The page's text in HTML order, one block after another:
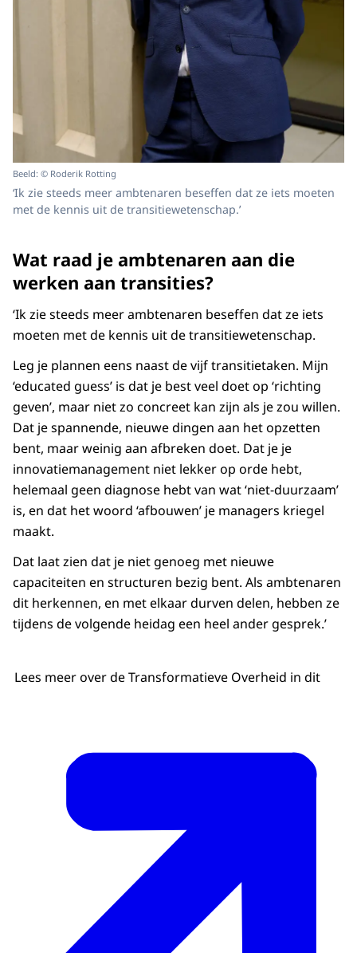
Beeld: © Roderik Rotting
‘Ik zie steeds meer ambtenaren beseffen dat ze iets moeten
met de kennis uit de transitiewetenschap.’
Wat raad je ambtenaren aan die
werken aan transities?
‘Ik zie steeds meer ambtenaren beseffen dat ze iets
moeten met de kennis uit de transitiewetenschap.
Leg je plannen eens naast de vijf transitietaken. Mijn
‘educated guess’ is dat je best veel doet op ‘richting
geven’, maar niet zo concreet kan zijn als je zou willen.
Dat je spannende, nieuwe dingen aan het opzetten
bent, maar weinig aan afbreken doet. Dat je je
innovatiemanagement niet lekker op orde hebt,
helemaal geen diagnose hebt van wat ‘niet-duurzaam’
is, en dat het woord ‘afbouwen’ je managers kriegel
maakt.
Dat laat zien dat je niet genoeg met nieuwe
capaciteiten en structuren bezig bent. Als ambtenaren
dit herkennen, en met elkaar durven delen, hebben ze
tijdens de volgende heidag een heel ander gesprek.’
Lees meer over de Transformatieve Overheid in dit